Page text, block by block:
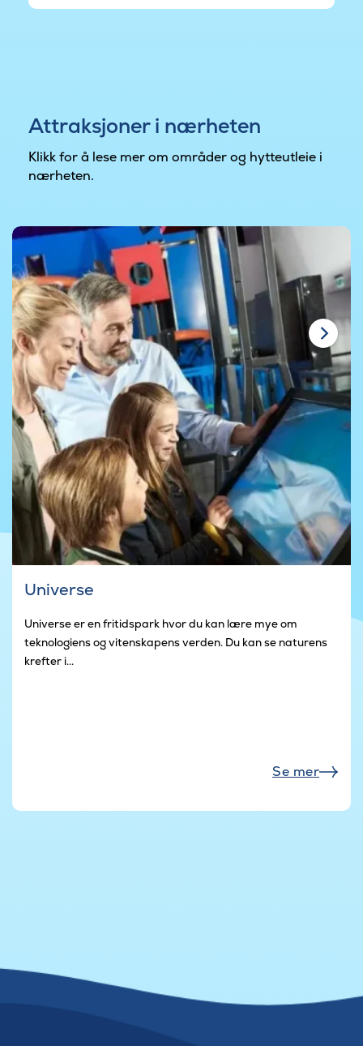
Attraksjoner i nærheten
Klikk for å lese mer om områder og hytteutleie i
nærheten.
Universe
Universe er en fritidspark hvor du kan lære mye om
teknologiens og vitenskapens verden. Du kan se naturens
krefter i...
Se mer